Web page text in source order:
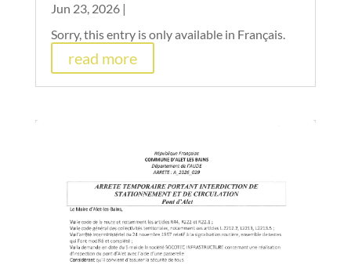
Jun 23, 2026|
Sorry, this entry is only available in Français.
read more